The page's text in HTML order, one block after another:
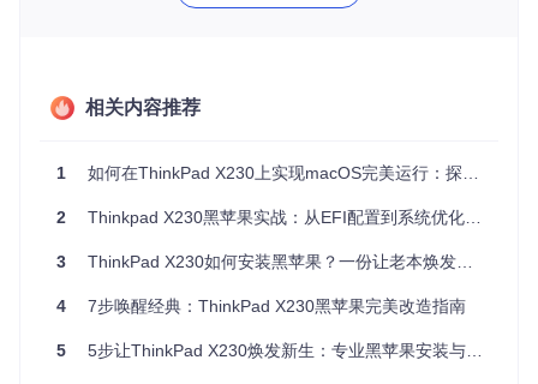
Intel无线网
✅ 正
常工
必备工具准备
硬件准备：
16GB或以上容量的U盘（建议USB 3.0接口）
2-3小时的连续操作时间
相关内容推荐
1 如何在ThinkPad X230上实现macOS完美运行：探索经典商务本的黑苹果实战方案
2 Thinkpad X230黑苹果实战：从EFI配置到系统优化的完整指南
3 ThinkPad X230如何安装黑苹果？一份让老本焕发新生的完整指南
4 7步唤醒经典：ThinkPad X230黑苹果完美改造指南
5 5步让ThinkPad X230焕发新生：专业黑苹果安装与优化指南